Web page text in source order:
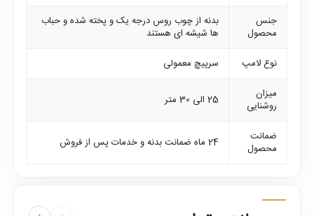
جنس
محصول
بدنه از چوب روس درجه یک و پخته شده و حباب
ها شیشه ای هستند
نوع لامپ
سرپیچ معمولی
میزان
روشنایی
25 الی 30 متر
ضمانت
محصول
24 ماه ضمانت بدنه و خدمات پس از فروش